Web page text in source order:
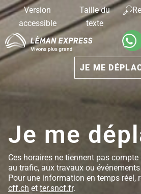
Version
accessible
Taille du
texte
JE ME
Je me
Ces horaires ne tiennent pas
au trafic, aux travaux ou
Pour une information en temps réel,
cff.ch et ter.sncf.fr.